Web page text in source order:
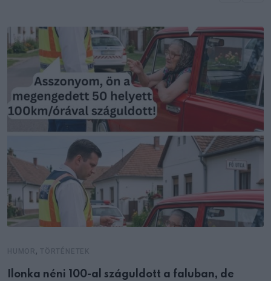
,
Ilonka néni 100-al száguldott a faluban, de